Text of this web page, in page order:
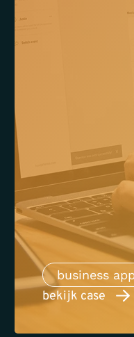
business
bekijk case